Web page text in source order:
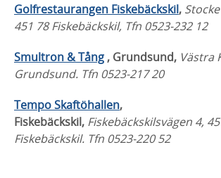
Golfrestaurangen Fiskebäckskil,
451 78 Fiskebäckskil, Tfn 0523-232 12
Smultron & Tång , Grundsund, Västra
Grundsund. Tfn 0523-217 20
Tempo Skaftöhallen,
Fiskebäckskil, Fiskebäckskilsvägen 4,
Fiskebäckskil. Tfn 0523-220 52